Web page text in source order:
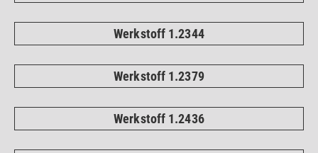
Werkstoff 1.2344
Werkstoff 1.2379
Werkstoff 1.2436